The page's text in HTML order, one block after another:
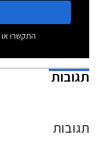
התקשרו או
תגובות
תגובות